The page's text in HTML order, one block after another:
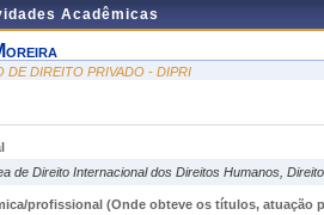
Acadêmicas
DE DIREITO PRIVADO - DIPRI
de Direito Internacional dos Direitos Humanos,
profissional (Onde obteve os títulos, atuação